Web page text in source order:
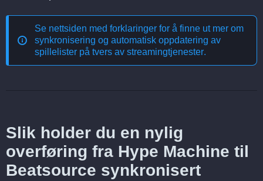
Se nettsiden med forklaringer for å finne ut mer om
synkronisering og automatisk oppdatering av
spillelister på tvers av streamingtjenester.
Slik holder du en nylig
overføring fra Hype Machine til
Beatsource synkronisert